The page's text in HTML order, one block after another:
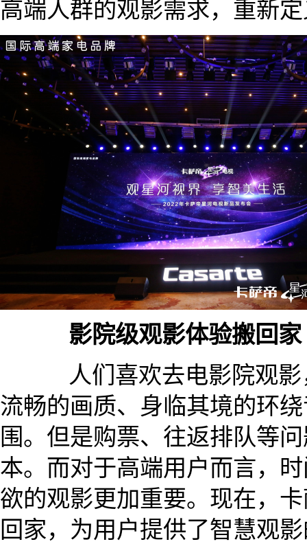
高端人群的观影需求，重新
影院级观影体验搬回家
人们喜欢去电影院观影
流畅的画质、身临其境的环
围。但是购票、往返排队等
本。而对于高端用户而言，
欲的观影更加重要。现在，
回家，为用户提供了智慧观